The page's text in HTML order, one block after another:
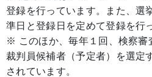
登録を行っています。また、選
準日と登録日を定めて登録を行
※ このほか、毎年１回、検察審
裁判員候補者（予定者）を選定
されています。